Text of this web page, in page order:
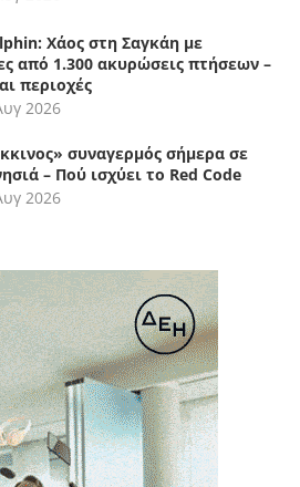
Χάος στη Σαγκάη με
από 1.300 ακυρώσεις πτήσεων –
περιοχές
2026
συναγερμός σήμερα σε
– Πού ισχύει το Red Code
2026